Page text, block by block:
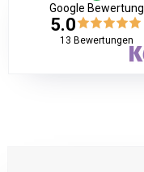
Google Bewertung
5.0
13 Bewertungen